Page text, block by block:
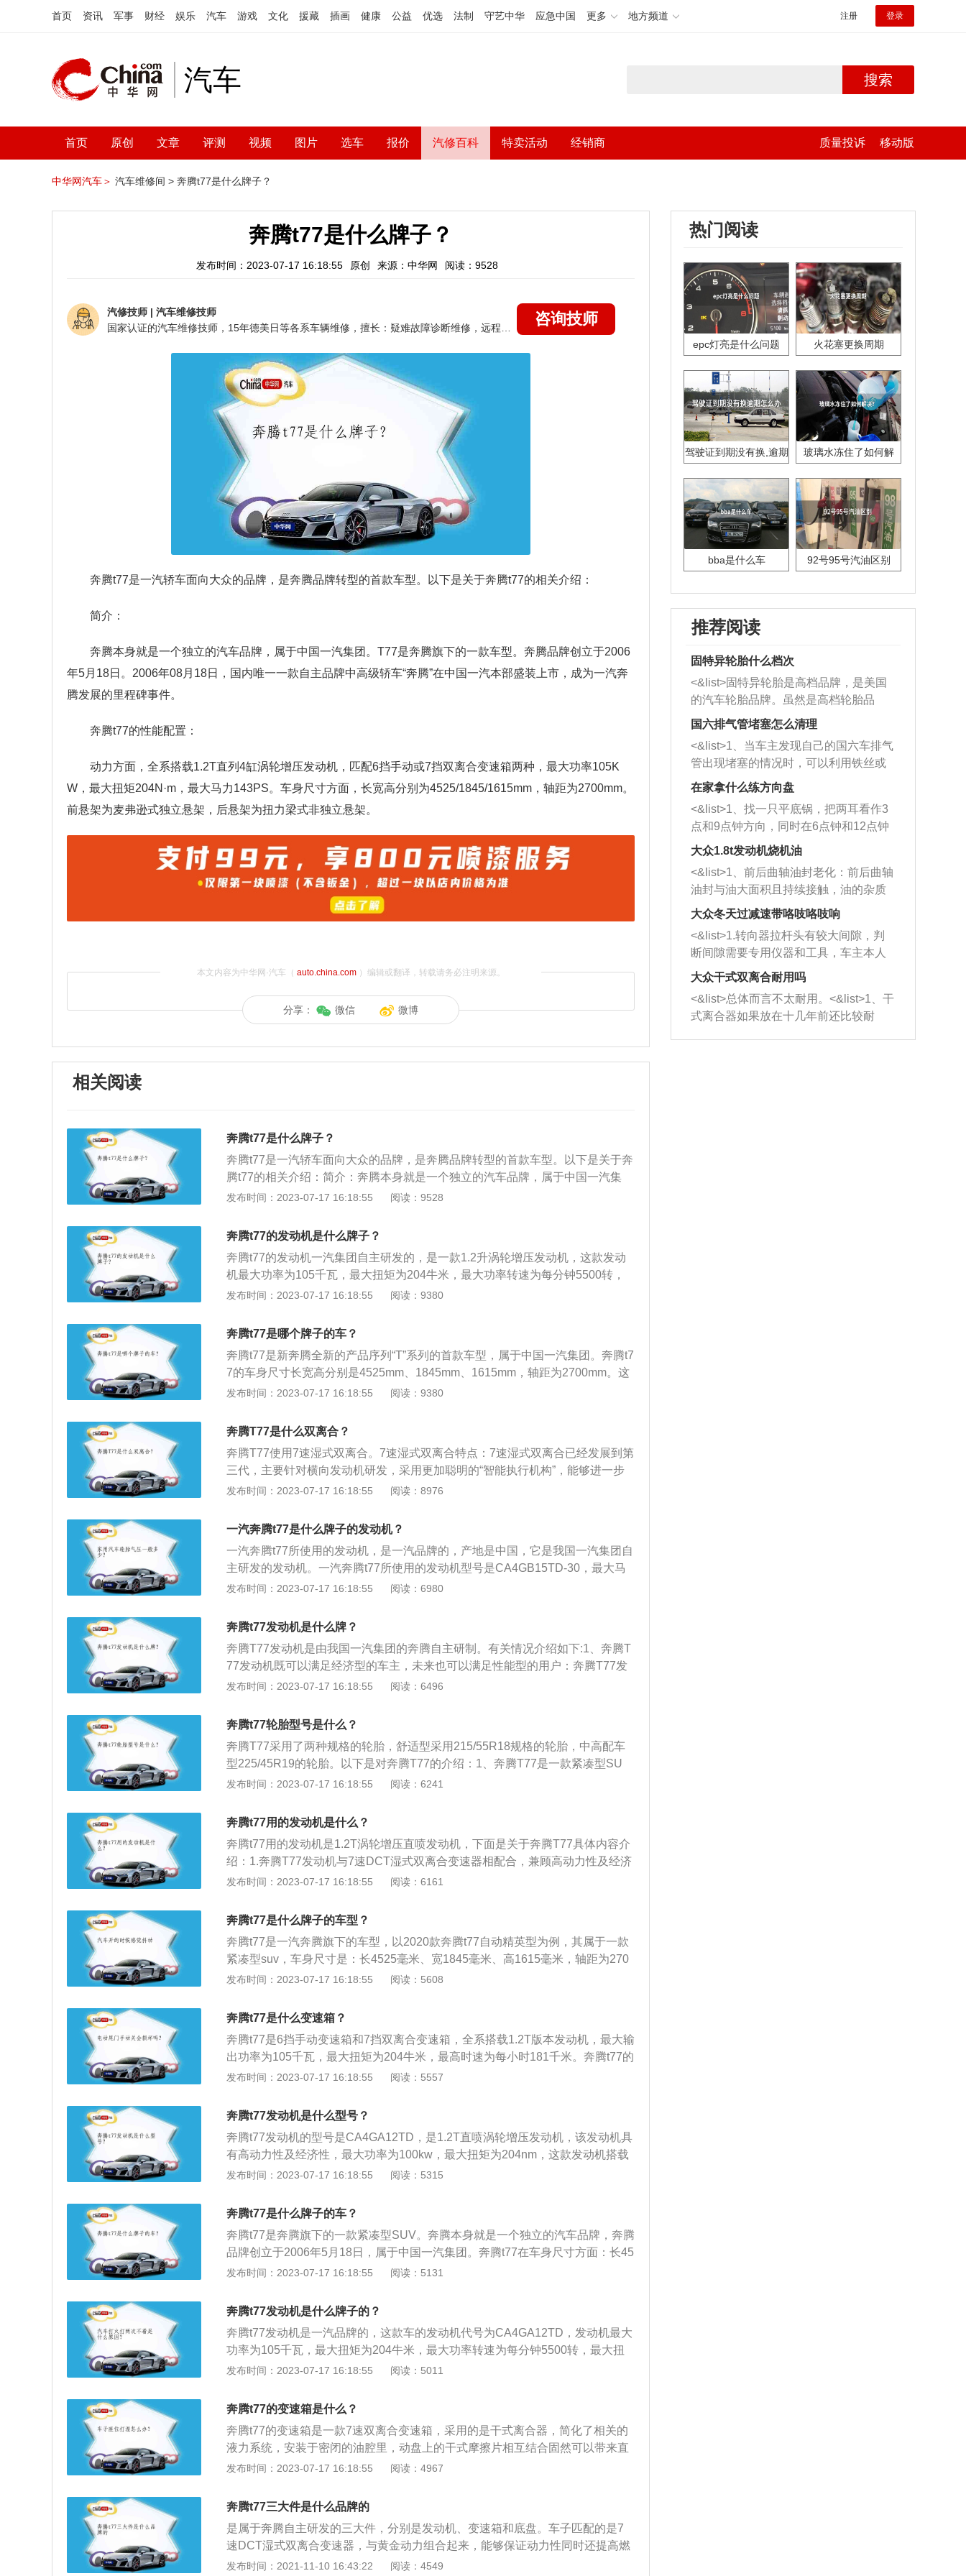
首页 资讯 军事 财经 娱乐 汽车 游戏 文化 援藏 插画 健康 公益 优选 法制 守艺中华 应急中国 更多 地方频道 注册 登录
汽车 搜索
首页 原创 文章 评测 视频 图片 选车 报价 汽修百科 特卖活动 经销商 质量投诉 移动版
中华网汽车＞ 汽车维修间 > 奔腾t77是什么牌子？
奔腾t77是什么牌子？
发布时间：2023-07-17 16:18:55 原创 来源：中华网 阅读：9528
汽修技师 | 汽车维修技师
咨询技师
奔腾t77是一汽轿车面向大众的品牌，是奔腾品牌转型的首款车型。以下是关于奔腾t77的相关介绍：
简介：
奔腾本身就是一个独立的汽车品牌，属于中国一汽集团。T77是奔腾旗下的一款车型。奔腾品牌创立于2006
年5月18日。2006年08月18日，国内唯一一款自主品牌中高级轿车“奔腾”在中国一汽本部盛装上市，成为一汽奔
腾发展的里程碑事件。
奔腾t77的性能配置：
动力方面，全系搭载1.2T直列4缸涡轮增压发动机，匹配6挡手动或7挡双离合变速箱两种，最大功率105K
W，最大扭矩204N·m，最大马力143PS。车身尺寸方面，长宽高分别为4525/1845/1615mm，轴距为2700mm。
前悬架为麦弗逊式独立悬架，后悬架为扭力梁式非独立悬架。
本文内容为中华网·汽车（ auto.china.com）编辑或翻译，转载请务必注明来源。
分享： 微信 微博
相关阅读
奔腾t77是什么牌子？
奔腾t77是一汽轿车面向大众的品牌，是奔腾品牌转型的首款车型。以下是关于奔
腾t77的相关介绍：简介：奔腾本身就是一个独立的汽车品牌，属于中国一汽集
团。T77是奔腾旗下的一款车型。奔腾品牌创立于2006年5月18日。2006年08月
一汽奔腾发展的里程碑事件。奔腾t77的性能配置：动力方面，全系搭载1.2T直列
4缸涡轮增压发动机，匹配6挡手动或7挡双离合变速箱两种，最大功率105KW，
最大扭矩204N·m，最大马力143PS。车身尺寸方面，长宽高分别为4525/1845/1
615mm，轴距为2700mm。前悬架为麦弗逊式独立悬架，后悬架为扭力梁式非独
立悬架。
发布时间：2023-07-17 16:18:55 阅读：9528
奔腾t77的发动机是什么牌子？
奔腾t77的发动机一汽集团自主研发的，是一款1.2升涡轮增压发动机，这款发动
机最大功率为105千瓦，最大扭矩为204牛米，最大功率转速为每分钟5500转，
最大扭矩转速为每分钟1600到4200转，与之匹配的是6速手动变速箱或7速双离
车身尺寸长宽高分别是4525mm、1845mm、1615mm，轴距为2700mm。
发布时间：2023-07-17 16:18:55 阅读：9380
奔腾t77是哪个牌子的车？
奔腾t77是新奔腾全新的产品序列“T”系列的首款车型，属于中国一汽集团。奔腾t7
7的车身尺寸长宽高分别是4525mm、1845mm、1615mm，轴距为2700mm。这
款车全系使用了1.2升涡轮增压发动机，最大功率为105千瓦，最大扭矩为204牛
配的是6速手动变速箱或7速双离合变速箱。
发布时间：2023-07-17 16:18:55 阅读：9380
奔腾T77是什么双离合？
奔腾T77使用7速湿式双离合。7速湿式双离合特点：7速湿式双离合已经发展到第
三代，主要针对横向发动机研发，采用更加聪明的“智能执行机构”，能够进一步
的降低变速箱的自身能耗，同时还支持启停和滑行功能，并能轻松的升级为混合
式双离合缺点：7速湿式双离合运行起来不算太稳定，而且还容易出现抖动、低
速顿挫等问题。在换挡的时候会出现明显的顿挫感，其结构也导致其油耗高并且
制造工艺复杂的缺点。
发布时间：2023-07-17 16:18:55 阅读：8976
一汽奔腾t77是什么牌子的发动机？
一汽奔腾t77所使用的发动机，是一汽品牌的，产地是中国，它是我国一汽集团自
主研发的发动机。一汽奔腾t77所使用的发动机型号是CA4GB15TD-30，最大马
力169匹，最大功率124KW，最大功率转速5500rpm最大扭矩是258牛米。一汽
汽油发动机应根据进排气系统的附加装置和使用条件选用SD--SF级汽油机油；柴
油发动机则要根据机械负荷选用CB--CD级柴油机油，选用标准以不低于生产厂
家规定要求为准；定期更换机油及滤芯。任何质量等级的润滑油在使用过程中油
质都会发生变化。到一定里程之后，性能恶化，会给发动机带来种种问题。为了
避免故障的发生，应结合使用条件定期换油，并使油量适中；机油从滤清器的细
通过滤芯时，会胀破滤芯或打开安全，从旁通通过，仍把脏物带回润滑部位，促
使发动机磨损，内部的污染加剧；定期清洗曲轴箱。发动机在运转过程中，燃烧
室内的高压未燃烧气体、酸、水分、硫和氮的氧化物经过活塞环与缸壁之间的间
中悬浮，量大时从油中析出，堵塞滤清器和油孔，造成发动机润滑困难，引起磨
常工作，而且延长水箱和发动机的整体寿命。
发布时间：2023-07-17 16:18:55 阅读：6980
奔腾t77发动机是什么牌？
奔腾T77发动机是由我国一汽集团的奔腾自主研制。有关情况介绍如下:1、奔腾T
77发动机既可以满足经济型的车主，未来也可以满足性能型的用户：奔腾T77发
动机与7速DCT湿式双离合变速器相配合，兼顾高动力性及经济性，以黄金动力
同时拥有九大先进技术——高效燃烧系统，集成式排气歧管，高压缸内直喷，缸
体缸盖分体冷却，双质量飞轮，DLC涂层低摩擦运动组件，可变流量机油泵，中
置OCV式DVCT，低惯量涡轮增压器，是自主车型中技术应用最多的发动机之
一。
发布时间：2023-07-17 16:18:55 阅读：6496
奔腾t77轮胎型号是什么？
奔腾T77采用了两种规格的轮胎，舒适型采用215/55R18规格的轮胎，中高配车
型225/45R19的轮胎。以下是对奔腾T77的介绍：1、奔腾T77是一款紧凑型SU
V，其入门车型搭配了18寸轮毂，高配车型使用了19寸轮毂。2、奔腾T77多条幅
的侧面造型有“钻石切割”版的凌厉感，同时也使车身比例更加协调。T77车顶是悬
浮式车顶，尾部为溜背式造型，这些都是当下非常流行的设计元素。
发布时间：2023-07-17 16:18:55 阅读：6241
奔腾t77用的发动机是什么？
奔腾t77用的发动机是1.2T涡轮增压直喷发动机，下面是关于奔腾T77具体内容介
绍：1.奔腾T77发动机与7速DCT湿式双离合变速器相配合，兼顾高动力性及经济
性，以黄金动力总成实现全路况纵情驾驭。2.奔腾T77整体采用“光影折学”设计理
阵排布的镀铬饰块，搭配低矮车头。3.奔腾T77最大亮点在于智能，作为新奔腾
物联网1.0时代的首款新车，奔腾T77的车载语音助手凭借3D全息影像+AI技术，
除手机以外还首次实现与几百种智能电器互联互控，是全球首款3D全息智控SU
V。
发布时间：2023-07-17 16:18:55 阅读：6161
奔腾t77是什么牌子的车型？
奔腾t77是一汽奔腾旗下的车型，以2020款奔腾t77自动精英型为例，其属于一款
紧凑型suv，车身尺寸是：长4525毫米、宽1845毫米、高1615毫米，轴距为270
0毫米。2020款奔腾t77自动精英型搭载了1.5t涡轮增压发动机和7挡双离合变速
使用了麦弗逊式独立悬架，后悬架使用了扭力梁式非独立悬架。
发布时间：2023-07-17 16:18:55 阅读：5608
奔腾t77是什么变速箱？
奔腾t77是6挡手动变速箱和7挡双离合变速箱，全系搭载1.2T版本发动机，最大输
出功率为105千瓦，最大扭矩为204牛米，最高时速为每小时181千米。奔腾t77的
前脸设计看起来比较激进，使用了很多的几何线条，中网区域采用点阵式设计，
寸长宽高分别为4525mm、1845mm、1615mm，轴距是2700mm。
发布时间：2023-07-17 16:18:55 阅读：5557
奔腾t77发动机是什么型号？
奔腾t77发动机的型号是CA4GA12TD，是1.2T直喷涡轮增压发动机，该发动机具
有高动力性及经济性，最大功率为100kw，最大扭矩为204nm，这款发动机搭载
了缸内直喷技术并使用了铝合金缸盖和铸铁缸体，与这款发动机匹配的变速箱有
独立悬架，后悬架使用了扭力梁非独立悬架，该车配备了电动转向助力系统，这
是一款前驱的城市suv。
发布时间：2023-07-17 16:18:55 阅读：5315
奔腾t77是什么牌子的车？
奔腾t77是奔腾旗下的一款紧凑型SUV。奔腾本身就是一个独立的汽车品牌，奔腾
品牌创立于2006年5月18日，属于中国一汽集团。奔腾t77在车身尺寸方面：长45
25mm、宽1845mm、1615mm，轴距为2700mm；悬架方面：其前悬架为麦弗逊
涡轮增压发动机，匹配6挡手动或7挡双离合变速器，最大功率105千瓦、最大扭
矩204牛米、最大马力143匹。
发布时间：2023-07-17 16:18:55 阅读：5131
奔腾t77发动机是什么牌子的？
奔腾t77发动机是一汽品牌的，这款车的发动机代号为CA4GA12TD，发动机最大
功率为105千瓦，最大扭矩为204牛米，最大功率转速为每分钟5500转，最大扭
矩转速为每分钟1600到4200转，发动机搭载了缸内直喷技术，并且使用了铝合金
m，轴距为2700mm，前悬架使用麦弗逊独立悬架，后悬架使用扭力梁非独立悬
发布时间：2023-07-17 16:18:55 阅读：5011
奔腾t77的变速箱是什么？
奔腾t77的变速箱是一款7速双离合变速箱，采用的是干式离合器，简化了相关的
液力系统，安装于密闭的油腔里，动盘上的干式摩擦片相互结合固然可以带来直
接的传递效率。奔腾t77搭载一台1.2T发动机，最大功率为105kw，最大扭矩为20
型SUV，其车身长度为4525mm、宽度为1845mm、高度为1615mm，轴距为270
0mm。外观方面，奔腾t77的的腰线犹如刀切一般的平直，给整车的舒展度加分
了不少，车侧各个部分的比例也很恰到，侧身同样很漂亮。
发布时间：2023-07-17 16:18:55 阅读：4967
奔腾t77三大件是什么品牌的
是属于奔腾自主研发的三大件，分别是发动机、变速箱和底盘。车子匹配的是7
速DCT湿式双离合变速器，与黄金动力组合起来，能够保证动力性同时还提高燃
油经济性。奔腾T77是新奔腾的全新产品系列中T系列的第一款车型，跟以往的风
发布时间：2021-11-10 16:43:22 阅读：4549
热门阅读
epc灯亮是什么问题 火花塞更换周期
驾驶证到期没有换,逾期
玻璃水冻住了如何解
bba是什么车 92号95号汽油区别
推荐阅读
固特异轮胎什么档次
<&list>固特异轮胎是高档品牌，是美国
的汽车轮胎品牌。虽然是高档轮胎品
牌，但是中高低端的轮胎都有生产，这
也是为了更好的开拓市场。
国六排气管堵塞怎么清理
<&list>1、当车主发现自己的国六车排气
管出现堵塞的情况时，可以利用铁丝或
者是细棍，直接将杂物给取出来，如果
堵塞情况比较严重，也可以采取应急措
施。 <&list>2、直接利用木棍将所有的
杂物推到排气管里面的位置处，然后将
三元催化器拆解开，就可以将堵塞的东
西取出来。但如果是因为积碳过多引起
的堵塞，就需要将三元催化器泡在草酸
洗剂对堵塞的情况得到解决，将清洗剂
放在燃油箱中，与燃油混合后，车辆启
动时，就可以和汽油一起进入到燃烧
室，最后形成废气排出，就可以让三元
催化器得到清洗，排气管堵塞的情况就
能够得到解决。
在家拿什么练方向盘
<&list>1、找一只平底锅，把两耳看作3
点和9点钟方向，同时在6点钟和12点钟
方向做一个标记。 <&list>2、双手握住
一圈半的练习，往右同样也要打相同的
圈数。 <&list>3、最后强调要反复练
习，这样就可以形成肌肉记忆，在真实
驾驶车辆时，不需要记忆也能打好方
向。
大众1.8t发动机烧机油
<&list>1、前后曲轴油封老化：前后曲轴
油封与油大面积且持续接触，油的杂质
和发动机内持续温度变化使其密封效果
逐渐减弱，导致渗油或漏油。<&list>2、
活塞间隙过大：积碳会使活塞环与缸体
的间隙扩大，导致机油流入燃烧室中，
造成烧机油。<&list>3、机油粘度。使用
机油粘度过小的话，同样会有烧机油现
象，机油粘度过小具有很好的流动性，
大众冬天过减速带咯吱咯吱响
<&list>1.转向器拉杆头有较大间隙，判
断间隙需要专用仪器和工具，车主本人
无法制作，需要将车辆送到修理厂或4s
店；<&list>2.车辆半轴套管防尘罩破
裂，破裂后会出现漏油现象，使半轴磨
损严重，磨损的半轴容易损坏，产生异
响；<&list>3.稳定器的转向胶套和球头
大众干式双离合耐用吗
<&list>总体而言不太耐用。<&list>1、干
式离合器如果放在十几年前还比较耐